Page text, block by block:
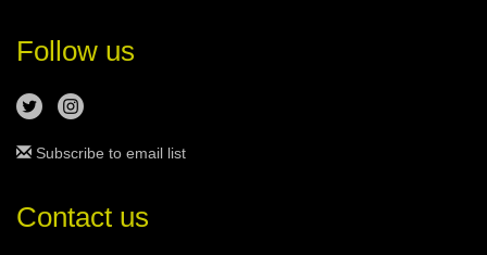
Follow us
Subscribe to email list
Contact us